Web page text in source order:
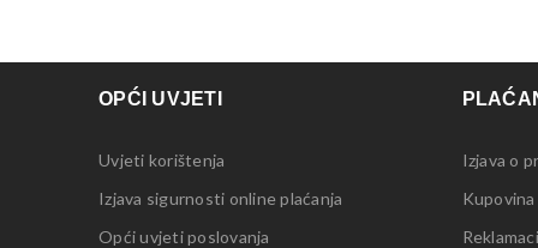
OPĆI UVJETI
Uvjeti korištenja
Izjava sigurnosti online plaćanja
Opći uvjeti poslovanja
Izjava o